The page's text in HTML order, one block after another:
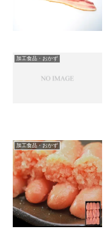
加工食品・おかず
加工食品・おかず